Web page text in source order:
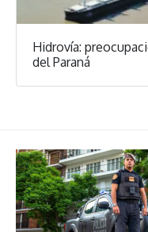
Hidrovía:
del Paraná